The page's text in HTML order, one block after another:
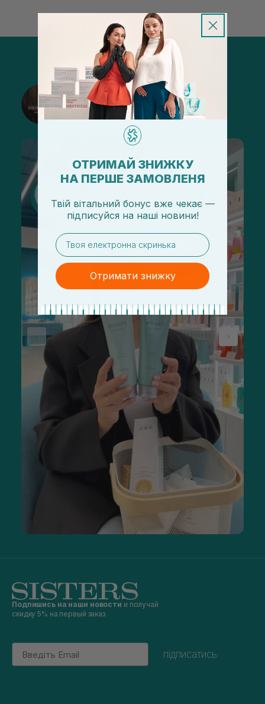
@sisters_stelmakh в Instagram
Подписаться
Подпишись на наши новости и получай
скидку 5% на первый заказ
Email
підписатись
ОТРИМАЙ ЗНИЖКУ
НА ПЕРШЕ ЗАМОВЛЕНЯ
Твій вітальний бонус вже чекає —
підписуйся на наші новини!
email
Отримати знижку